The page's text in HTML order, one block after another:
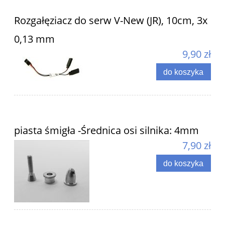
Rozgałęziacz do serw V-New (JR), 10cm, 3x
0,13 mm
9,90 zł
do koszyka
piasta śmigła -Średnica osi silnika: 4mm
7,90 zł
do koszyka